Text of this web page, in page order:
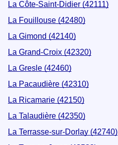
La Côte-Saint-Didier (42111)
La Fouillouse (42480)
La Gimond (42140)
La Grand-Croix (42320)
La Gresle (42460)
La Pacaudière (42310)
La Ricamarie (42150)
La Talaudière (42350)
La Terrasse-sur-Dorlay (42740)